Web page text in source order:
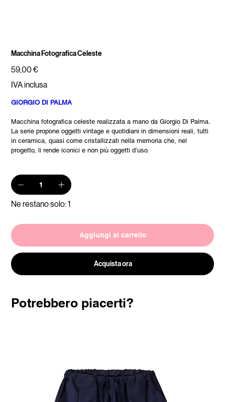
Macchina Fotografica Celeste
Prezzo
59,00 €
IVA inclusa
GIORGIO DI PALMA
Macchina fotografica celeste realizzata a mano da Giorgio Di Palma.
La serie propone oggetti vintage e quotidiani in dimensioni reali, tutti
in ceramica, quasi come cristallizzati nella memoria che, nel
progetto, li rende iconici e non più oggetti d’uso.
Ne restano solo: 1
Aggiungi al carrello
Acquista ora
Potrebbero piacerti?